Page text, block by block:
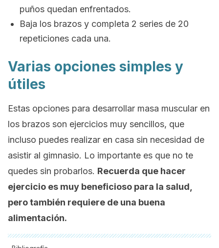
puños quedan enfrentados.
Baja los brazos y completa 2 series de 20
repeticiones cada una.
Varias opciones simples y
útiles
Estas opciones para desarrollar masa muscular en
los brazos son ejercicios muy sencillos, que
incluso puedes realizar en casa sin necesidad de
asistir al gimnasio. Lo importante es que no te
quedes sin probarlos. Recuerda que hacer
ejercicio es muy beneficioso para la salud,
pero también requiere de una buena
alimentación.